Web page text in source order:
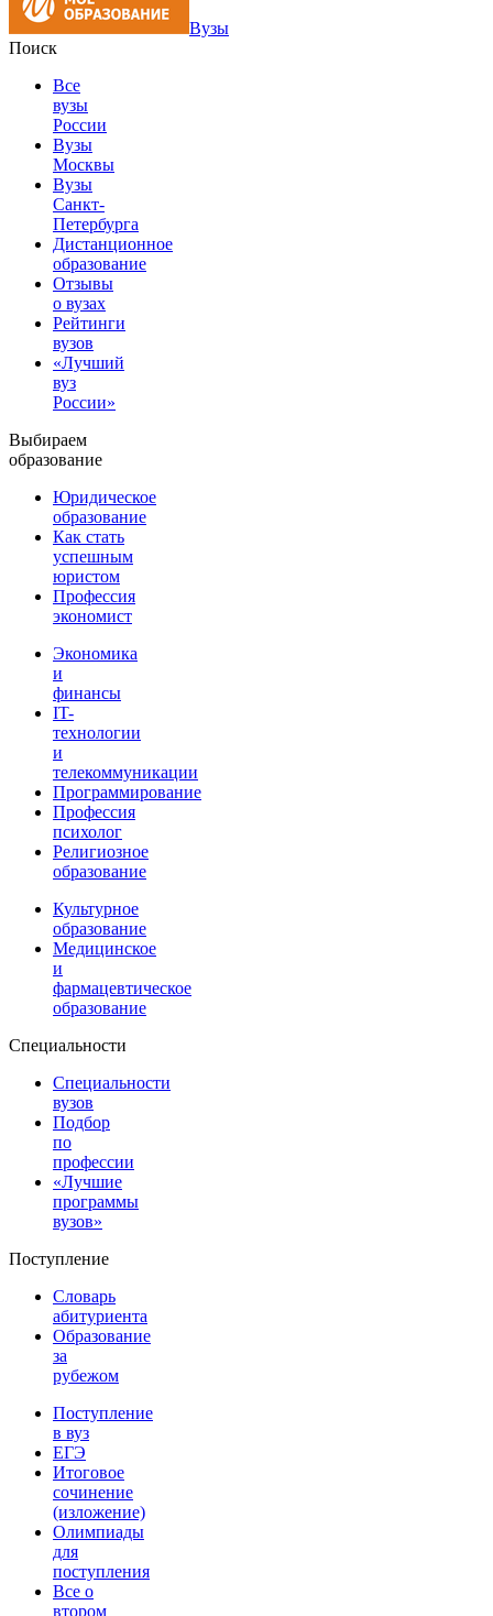
Вузы
Поиск
Все
вузы
России
Вузы
Москвы
Вузы
Санкт-
Петербурга
Дистанционное
образование
Отзывы
о вузах
Рейтинги
вузов
«Лучший
вуз
России»
Выбираем
образование
Юридическое
образование
Как стать
успешным
юристом
Профессия
экономист
Экономика
и
финансы
IT-
технологии
и
телекоммуникации
Программирование
Профессия
психолог
Религиозное
образование
Культурное
образование
Медицинское
и
фармацевтическое
образование
Специальности
Специальности
вузов
Подбор
по
профессии
«Лучшие
программы
вузов»
Поступление
Словарь
абитуриента
Образование
за
рубежом
Поступление
в вуз
ЕГЭ
Итоговое
сочинение
(изложение)
Олимпиады
для
поступления
Все о
втором